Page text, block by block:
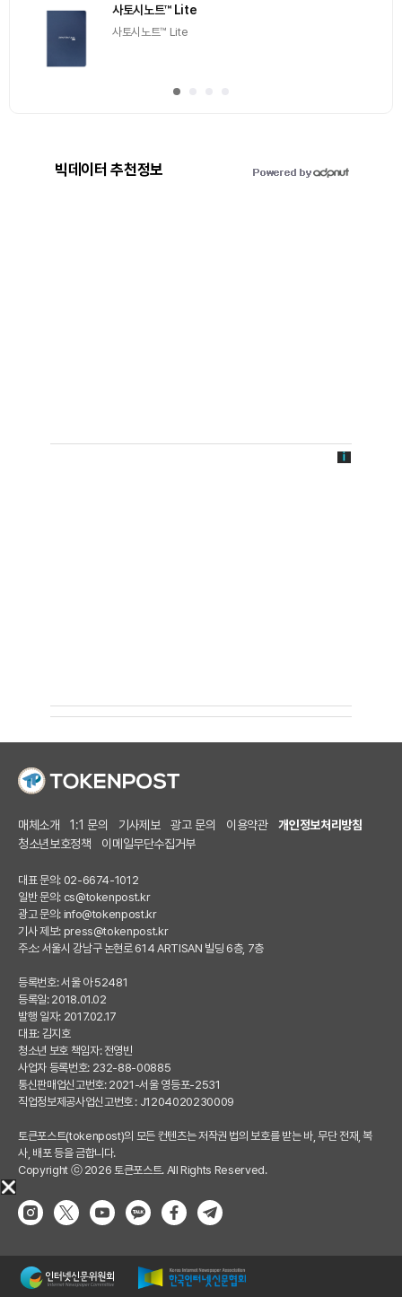
사토시노트™ Lite
사토시노트™ Lite
빅데이터 추천정보
매체소개 1:1 문의 기사제보 광고 문의 이용약관
개인정보처리방침
청소년보호정책
이메일무단수집거부
대표 문의: 02-6674-1012
일반 문의: cs@tokenpost.kr
광고 문의: info@tokenpost.kr
기사 제보: press@tokenpost.kr
주소: 서울시 강남구 논현로 614 ARTISAN 빌딩 6층, 7층
등록번호: 서울 아 52481
등록일: 2018.01.02
발행 일자: 2017.02.17
대표: 김지호
청소년 보호 책임자: 전영빈
사업자 등록번호: 232-88-00885
통신판매업신고번호: 2021-서울 영등포-2531
직업정보제공사업신고번호 : J1204020230009
토큰포스트(tokenpost)의 모든 컨텐츠는 저작권 법의 보호를 받는 바, 무단 전재, 복
사, 배포 등을 금합니다.
Copyright ⓒ 2026 토큰포스트. All Rights Reserved.